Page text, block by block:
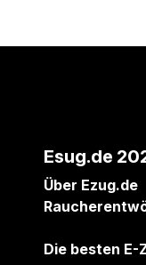
Esug.de
Über Ezug.de
Die besten